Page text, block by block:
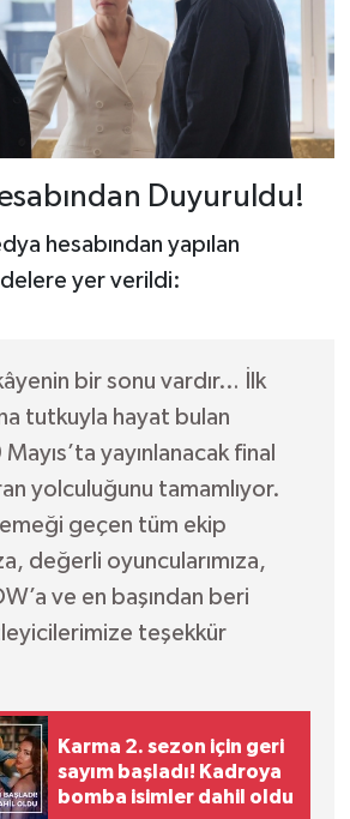
Duyuruldu!
hesabından yapılan
yer verildi:
bir sonu vardır… İlk
tutkuyla hayat bulan
Mayıs’ta yayınlanacak final
yolculuğunu tamamlıyor.
geçen tüm ekip
değerli oyuncularımıza,
ve en başından beri
teşekkür
Karma 2. sezon için geri
sayım başladı! Kadroya
bomba isimler dahil oldu